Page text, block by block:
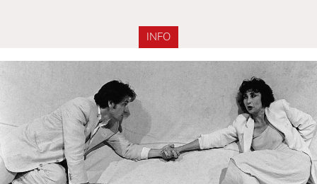
INFO